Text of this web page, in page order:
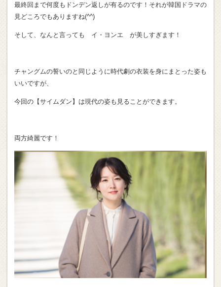
最終回まで何度もドンデン返しが有るのです！それが韓国ドラマの
見どころでもありますね(^^)
そして、なんと言っても イ・ヨンエ が美しすぎます！
チャングムの誓いのと同じように時代劇の衣装を身にまとった姿も
いいですが、
今回の【サイムダン】は現代の姿も見ることができます。
両方綺麗です！